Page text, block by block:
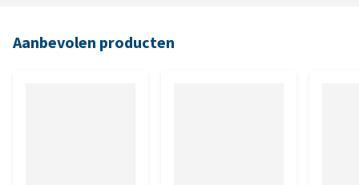
Aanbevolen producten